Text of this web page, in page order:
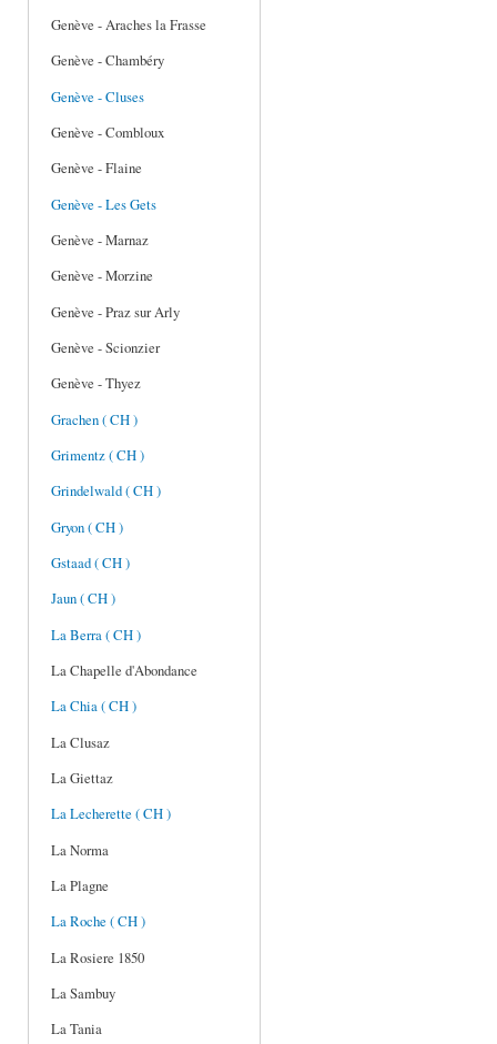
Genève - Araches la Frasse
Genève - Chambéry
Genève - Cluses
Genève - Combloux
Genève - Flaine
Genève - Les Gets
Genève - Marnaz
Genève - Morzine
Genève - Praz sur Arly
Genève - Scionzier
Genève - Thyez
Grachen ( CH )
Grimentz ( CH )
Grindelwald ( CH )
Gryon ( CH )
Gstaad ( CH )
Jaun ( CH )
La Berra ( CH )
La Chapelle d'Abondance
La Chia ( CH )
La Clusaz
La Giettaz
La Lecherette ( CH )
La Norma
La Plagne
La Roche ( CH )
La Rosiere 1850
La Sambuy
La Tania